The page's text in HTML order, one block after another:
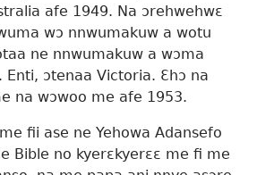
afe 1949. Na ɔrehwehwɛ
wɔ nnwumakuw a wotu
ne nnwumakuw a wɔma
Enti, ɔtenaa Victoria. Ɛhɔ na
na wɔwoo me afe 1953.
fii ase ne Yehowa Adansefo
Bible no kyerɛkyerɛɛ me fi me